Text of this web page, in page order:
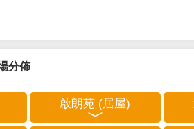
分佈
啟朗苑 (居屋)